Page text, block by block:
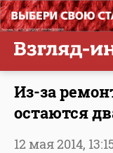
Из-за
остаются
12 мая 2014,